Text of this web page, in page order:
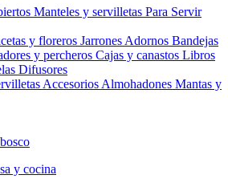
Manteles y servilletas Para Servir
y floreros Jarrones Adornos Bandejas
y percheros Cajas y canastos Libros
Difusores
Accesorios Almohadones Mantas y